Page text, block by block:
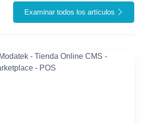
Examinar todos los artículos